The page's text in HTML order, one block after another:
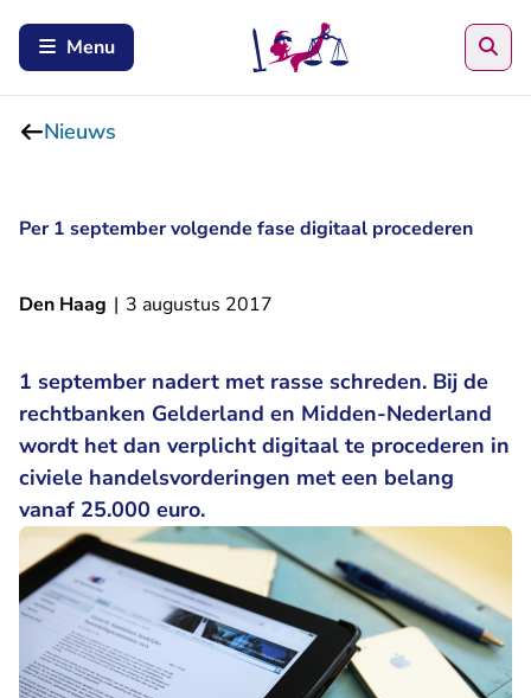
Menu
Nieuws
Per 1 september volgende fase digitaal procederen
Den Haag | 3 augustus 2017
1 september nadert met rasse schreden. Bij de
rechtbanken Gelderland en Midden-Nederland
wordt het dan verplicht digitaal te procederen in
civiele handelsvorderingen met een belang
vanaf 25.000 euro.